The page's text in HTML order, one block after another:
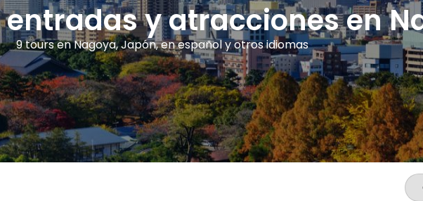
y atracciones en
9 tours en Nagoya, Japón, en español y otros idiomas